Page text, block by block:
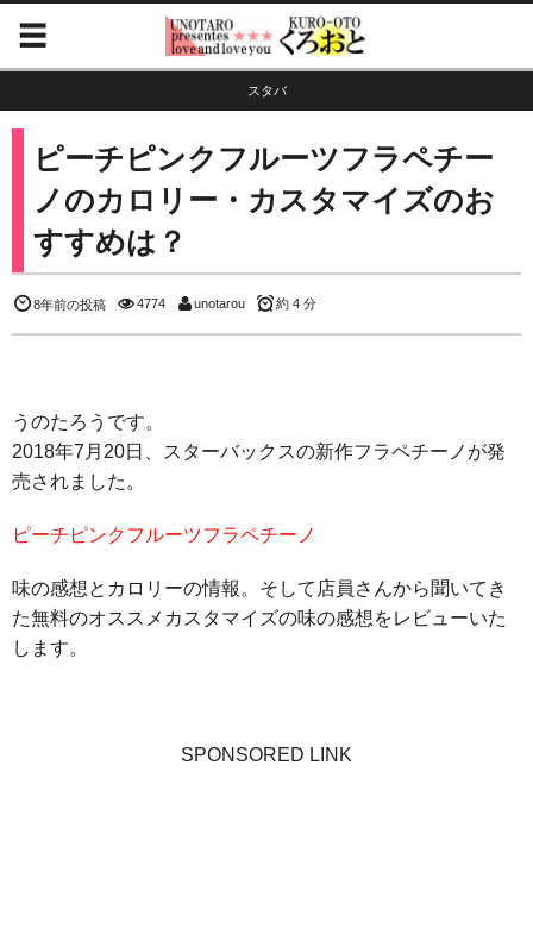
スタバ
ピーチピンクフルーツフラペチー
ノのカロリー・カスタマイズのお
すすめは？
8年前の投稿 4774 unotarou 約 4 分
うのたろうです。
2018年7月20日、スターバックスの新作フラペチーノが発
売されました。
ピーチピンクフルーツフラペチーノ
味の感想とカロリーの情報。そして店員さんから聞いてき
た無料のオススメカスタマイズの味の感想をレビューいた
します。
SPONSORED LINK